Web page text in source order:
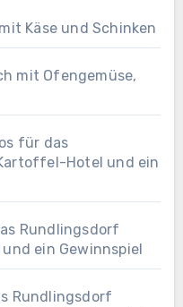
Käse und Schinken
mit Ofengemüse,
für das
Hotel und ein
Rundlingsdorf
ein Gewinnspiel
Rundlingsdorf